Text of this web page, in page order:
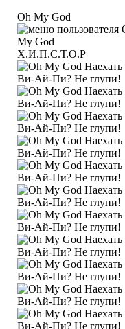
Oh My God
Х.И.П.С.Т.О.Р